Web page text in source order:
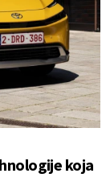
koja